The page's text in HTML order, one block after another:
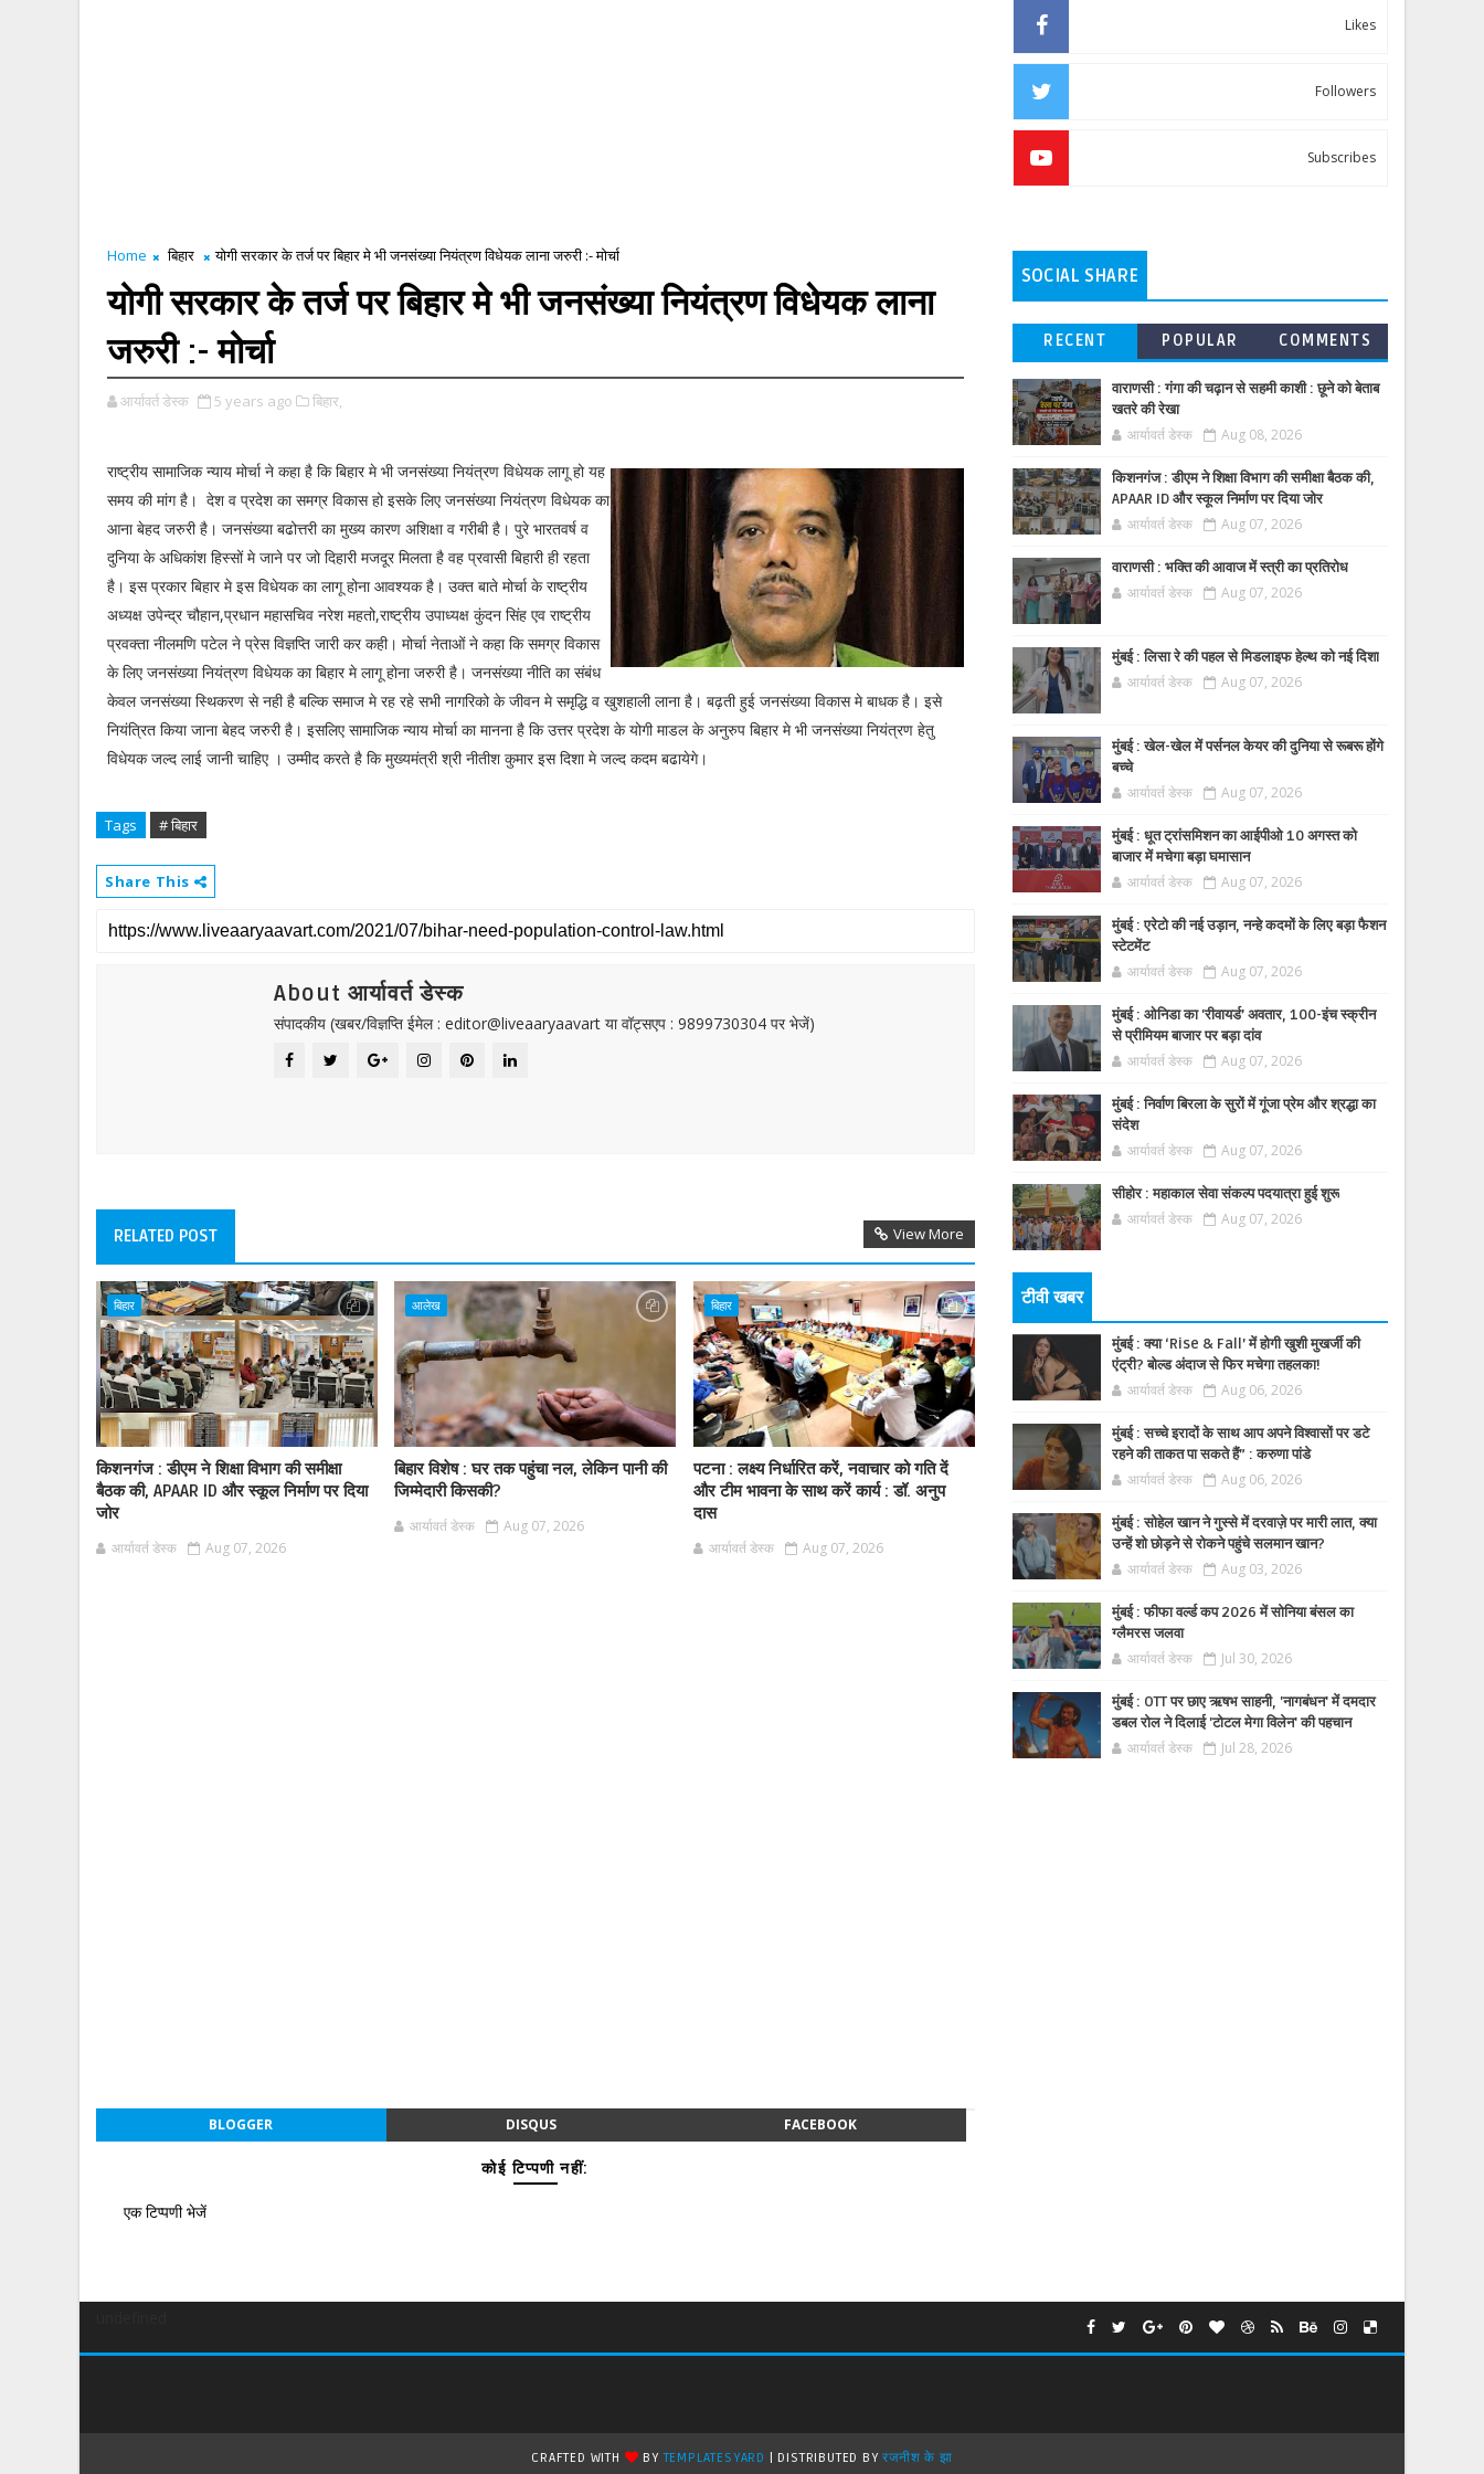
Home बिहार योगी सरकार के तर्ज पर बिहार मे भी जनसंख्या नियंत्रण विधेयक लाना जरुरी :- मोर्चा
योगी सरकार के तर्ज पर बिहार मे भी जनसंख्या नियंत्रण विधेयक लाना
जरुरी :- मोर्चा
आर्यावर्त डेस्क 5 years ago बिहार,
राष्ट्रीय सामाजिक न्याय मोर्चा ने कहा है कि बिहार मे भी जनसंख्या नियंत्रण विधेयक लागू हो यह
समय की मांग है। देश व प्रदेश का समग्र विकास हो इसके लिए जनसंख्या नियंत्रण विधेयक का
आना बेहद जरुरी है। जनसंख्या बढोत्तरी का मुख्य कारण अशिक्षा व गरीबी है। पुरे भारतवर्ष व
दुनिया के अधिकांश हिस्सों मे जाने पर जो दिहारी मजदूर मिलता है वह प्रवासी बिहारी ही रहता
है। इस प्रकार बिहार मे इस विधेयक का लागू होना आवश्यक है। उक्त बाते मोर्चा के राष्ट्रीय
अध्यक्ष उपेन्द्र चौहान,प्रधान महासचिव नरेश महतो,राष्ट्रीय उपाध्यक्ष कुंदन सिंह एव राष्ट्रीय
प्रवक्ता नीलमणि पटेल ने प्रेस विज्ञप्ति जारी कर कही। मोर्चा नेताओं ने कहा कि समग्र विकास
के लिए जनसंख्या नियंत्रण विधेयक का बिहार मे लागू होना जरुरी है। जनसंख्या नीति का संबंध
केवल जनसंख्या स्थिकरण से नही है बल्कि समाज मे रह रहे सभी नागरिको के जीवन मे समृद्धि व खुशहाली लाना है। बढ़ती हुई जनसंख्या विकास मे बाधक है। इसे
नियंत्रित किया जाना बेहद जरुरी है। इसलिए सामाजिक न्याय मोर्चा का मानना है कि उत्तर प्रदेश के योगी माडल के अनुरुप बिहार मे भी जनसंख्या नियंत्रण हेतु
विधेयक जल्द लाई जानी चाहिए । उम्मीद करते है कि मुख्यमंत्री श्री नीतीश कुमार इस दिशा मे जल्द कदम बढायेगे।
Tags # बिहार
Share This
About आर्यावर्त डेस्क
संपादकीय (खबर/विज्ञप्ति ईमेल : editor@liveaaryaavart या वॉट्सएप : 9899730304 पर भेजें)
RELATED POST View More
बिहार
किशनगंज : डीएम ने शिक्षा विभाग की समीक्षा
बैठक की, APAAR ID और स्कूल निर्माण पर दिया
जोर
आर्यावर्त डेस्क Aug 07, 2026
आलेख
बिहार विशेष : घर तक पहुंचा नल, लेकिन पानी की
जिम्मेदारी किसकी?
आर्यावर्त डेस्क Aug 07, 2026
बिहार
पटना : लक्ष्य निर्धारित करें, नवाचार को गति दें
और टीम भावना के साथ करें कार्य : डॉ. अनुप
दास
आर्यावर्त डेस्क Aug 07, 2026
BLOGGER DISQUS FACEBOOK
कोई टिप्पणी नहीं:
एक टिप्पणी भेजें
Likes
Followers
Subscribes
SOCIAL SHARE
RECENT POPULAR COMMENTS
वाराणसी : गंगा की चढ़ान से सहमी काशी : छूने को बेताब
खतरे की रेखा
आर्यावर्त डेस्क Aug 08, 2026
किशनगंज : डीएम ने शिक्षा विभाग की समीक्षा बैठक की,
APAAR ID और स्कूल निर्माण पर दिया जोर
आर्यावर्त डेस्क Aug 07, 2026
वाराणसी : भक्ति की आवाज में स्त्री का प्रतिरोध
आर्यावर्त डेस्क Aug 07, 2026
मुंबई : लिसा रे की पहल से मिडलाइफ हेल्थ को नई दिशा
आर्यावर्त डेस्क Aug 07, 2026
मुंबई : खेल-खेल में पर्सनल केयर की दुनिया से रूबरू होंगे
बच्चे
आर्यावर्त डेस्क Aug 07, 2026
मुंबई : धूत ट्रांसमिशन का आईपीओ 10 अगस्त को
बाजार में मचेगा बड़ा घमासान
आर्यावर्त डेस्क Aug 07, 2026
मुंबई : एरेटो की नई उड़ान, नन्हे कदमों के लिए बड़ा फैशन
स्टेटमेंट
आर्यावर्त डेस्क Aug 07, 2026
मुंबई : ओनिडा का 'रीवायर्ड’ अवतार, 100-इंच स्क्रीन
से प्रीमियम बाजार पर बड़ा दांव
आर्यावर्त डेस्क Aug 07, 2026
मुंबई : निर्वाण बिरला के सुरों में गूंजा प्रेम और श्रद्धा का
संदेश
आर्यावर्त डेस्क Aug 07, 2026
सीहोर : महाकाल सेवा संकल्प पदयात्रा हुई शुरू
आर्यावर्त डेस्क Aug 07, 2026
टीवी खबर
मुंबई : क्या ‘Rise & Fall’ में होगी खुशी मुखर्जी की
एंट्री? बोल्ड अंदाज से फिर मचेगा तहलका!
आर्यावर्त डेस्क Aug 06, 2026
मुंबई : सच्चे इरादों के साथ आप अपने विश्वासों पर डटे
रहने की ताकत पा सकते हैं” : करुणा पांडे
आर्यावर्त डेस्क Aug 06, 2026
मुंबई : सोहेल खान ने गुस्से में दरवाज़े पर मारी लात, क्या
उन्हें शो छोड़ने से रोकने पहुंचे सलमान खान?
आर्यावर्त डेस्क Aug 03, 2026
मुंबई : फीफा वर्ल्ड कप 2026 में सोनिया बंसल का
ग्लैमरस जलवा
आर्यावर्त डेस्क Jul 30, 2026
मुंबई : OTT पर छाए ऋषभ साहनी, 'नागबंधन' में दमदार
डबल रोल ने दिलाई 'टोटल मेगा विलेन' की पहचान
आर्यावर्त डेस्क Jul 28, 2026
CRAFTED WITH BYTEMPLATESYARD | DISTRIBUTED BYरजनीश के झा